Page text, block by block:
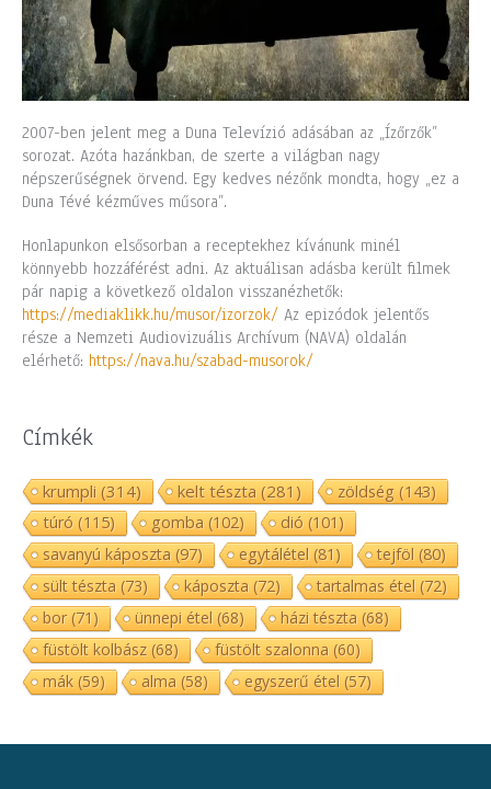
2007-ben jelent meg a Duna Televízió adásában az „Ízőrzők”
sorozat. Azóta hazánkban, de szerte a világban nagy
népszerűségnek örvend. Egy kedves nézőnk mondta, hogy „ez a
Duna Tévé kézműves műsora”.
Honlapunkon elsősorban a receptekhez kívánunk minél
könnyebb hozzáférést adni. Az aktuálisan adásba került filmek
pár napig a következő oldalon visszanézhetők:
https://mediaklikk.hu/musor/izorzok/ Az epizódok jelentős
része a Nemzeti Audiovizuális Archívum (NAVA) oldalán
elérhető: https://nava.hu/szabad-musorok/
Címkék
krumpli (314) kelt tészta (281) zöldség (143)
túró (115) gomba (102) dió (101)
savanyú káposzta (97) egytálétel (81) tejföl (80)
sült tészta (73) káposzta (72) tartalmas étel (72)
bor(71) ünnepi étel (68) házi tészta (68)
füstölt kolbász(68) füstölt szalonna (60)
mák(59) alma (58) egyszerű étel (57)